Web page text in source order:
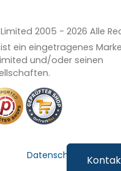
2005 - 2026 Alle
ein eingetragenes
und/oder seinen
Datenschutz &